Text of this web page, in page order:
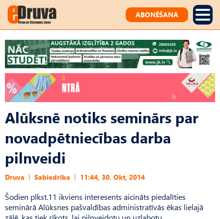
ABONĒŠANA
Alūksnē notiks seminārs par
novadpētniecības darba
pilnveidi
Druva Sabiedrība 11:44, 30. Okt, 2014
Šodien plkst.11 ikviens interesents aicināts piedalīties
seminārā Alūksnes pašvaldības administratīvās ēkas lielajā